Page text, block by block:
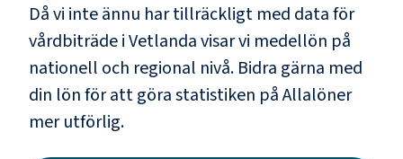
Då vi inte ännu har tillräckligt med data för
vårdbiträdeiVetlandavisar vi medellön på
nationell och regional nivå. Bidra gärna med
din lön för att göra statistiken på Allalöner
mer utförlig.